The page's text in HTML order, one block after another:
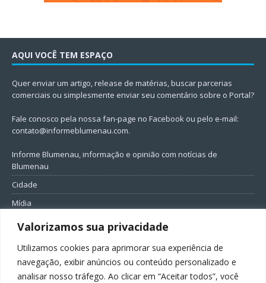
Valorizamos sua privacidade
Utilizamos cookies para aprimorar sua experiência de
navegação, exibir anúncios ou conteúdo personalizado e
analisar nosso tráfego. Ao clicar em “Aceitar todos”, você
AQUI VOCÊ TEM ESPAÇO
Quer enviar um artigo, release de matérias, buscar parcerias
comerciais ou simplesmente enviar seu comentário sobre o Portal?
Fale conosco pela nossa fan-page no Facebook ou pelo e-mail:
contato@informeblumenau.com.
Informe Blumenau, informação e opinião com notícias de
Blumenau
Cidade
Mídia
Entretenimento
Política